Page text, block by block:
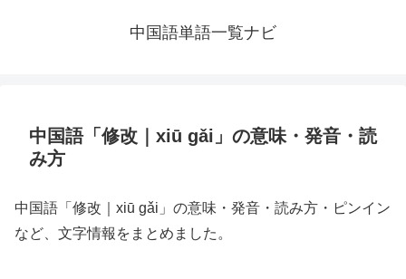
中国語単語一覧ナビ
中国語「修改｜xiū gǎi」の意味・発音・読
み方
中国語「修改｜xiū gǎi」の意味・発音・読み方・ピンイン
など、文字情報をまとめました。